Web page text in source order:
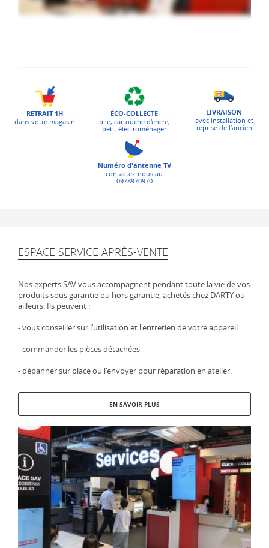
RETRAIT 1H
dans votre magasin
ÉCO-COLLECTE
pile, cartouche d'encre,
petit électroménager
LIVRAISON
avec installation et
reprise de l’ancien
Numéro d'antenne TV
contactez-nous au
0978970970
ESPACE SERVICE APRÈS-VENTE
Nos experts SAV vous accompagnent pendant toute la vie de vos
produits sous garantie ou hors garantie, achetés chez DARTY ou
ailleurs. Ils peuvent :
- vous conseiller sur l’utilisation et l'entretien de votre appareil
- commander les pièces détachées
- dépanner sur place ou l'envoyer pour réparation en atelier.
EN SAVOIR PLUS